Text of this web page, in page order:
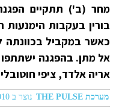
מחר (ב') תתקיים
בורין בעקבות
כאשר במקביל
אל מתן. בהפגנה ישתתפו
אריה אלדד, ציפי
מערכת THE PULSE נוצר ב 03.10.2010 02:10